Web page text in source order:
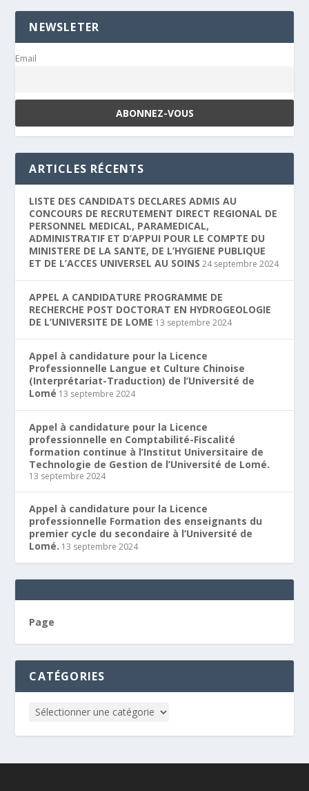
NEWSLETER
Email
ARTICLES RÉCENTS
LISTE DES CANDIDATS DECLARES ADMIS AU
CONCOURS DE RECRUTEMENT DIRECT REGIONAL DE
PERSONNEL MEDICAL, PARAMEDICAL,
ADMINISTRATIF ET D’APPUI POUR LE COMPTE DU
MINISTERE DE LA SANTE, DE L’HYGIENE PUBLIQUE
ET DE L’ACCES UNIVERSEL AU SOINS 24 septembre 2024
APPEL A CANDIDATURE PROGRAMME DE
RECHERCHE POST DOCTORAT EN HYDROGEOLOGIE
DE L’UNIVERSITE DE LOME 13 septembre 2024
Appel à candidature pour la Licence
Professionnelle Langue et Culture Chinoise
(Interprétariat-Traduction) de l’Université de
Lomé 13 septembre 2024
Appel à candidature pour la Licence
professionnelle en Comptabilité-Fiscalité
formation continue à l’Institut Universitaire de
Technologie de Gestion de l’Université de Lomé.
13 septembre 2024
Appel à candidature pour la Licence
professionnelle Formation des enseignants du
premier cycle du secondaire à l’Université de
Lomé. 13 septembre 2024
Page
CATÉGORIES